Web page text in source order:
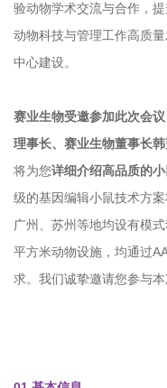
验动物学术交流与合作，
动物科技与管理工作高质
中心建设。
赛业生物受邀参加此次会
理事长、赛业生物董事长韩
将为您详细介绍高品质的
级的基因编辑小鼠技术方
广州、苏州等地均设有模
平方米动物设施，均通过
求。我们诚挚邀请您参与